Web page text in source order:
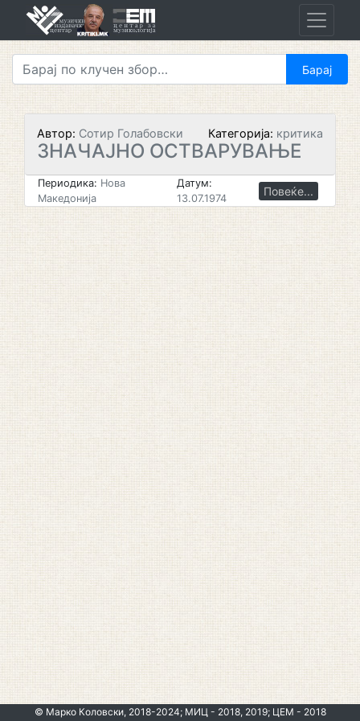
Автор: Сотир Голабовски Категорија: критика
ЗНАЧАЈНО ОСТВАРУВАЊЕ
Периодика: Нова
Македонија
Датум:
13.07.1974
Повеќе...
© Марко Коловски, 2018-2024; МИЦ - 2018, 2019; ЦЕМ - 2018